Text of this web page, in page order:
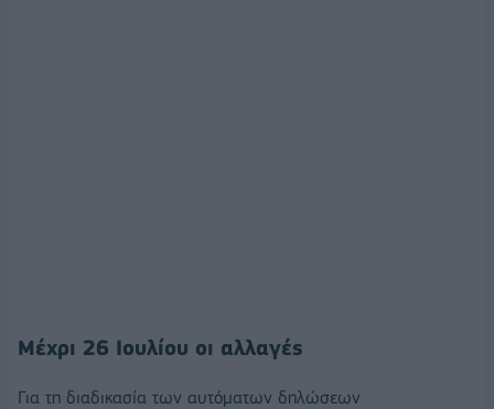
Μέχρι 26 Ιουλίου οι αλλαγές
Για τη διαδικασία των αυτόματων δηλώσεων